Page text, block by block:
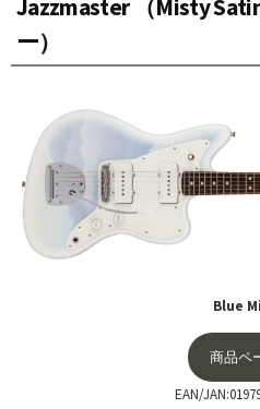
Jazzmaster （Misty
ー）
Blue
商品ペ
EAN/